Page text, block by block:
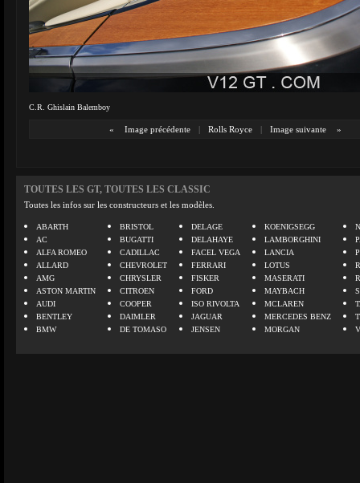
C.R. Ghislain Balemboy
« Image précédente | Rolls Royce | Image suivante »
TOUTES LES GT, TOUTES LES CLASSIC
Toutes les infos sur les constructeurs et les modèles.
ABARTH
AC
ALFA ROMEO
ALLARD
AMG
ASTON MARTIN
AUDI
BENTLEY
BMW
BRISTOL
BUGATTI
CADILLAC
CHEVROLET
CHRYSLER
CITROEN
COOPER
DAIMLER
DE TOMASO
DELAGE
DELAHAYE
FACEL VEGA
FERRARI
FISKER
FORD
ISO RIVOLTA
JAGUAR
JENSEN
KOENIGSEGG
LAMBORGHINI
LANCIA
LOTUS
MASERATI
MAYBACH
MCLAREN
MERCEDES BENZ
MORGAN